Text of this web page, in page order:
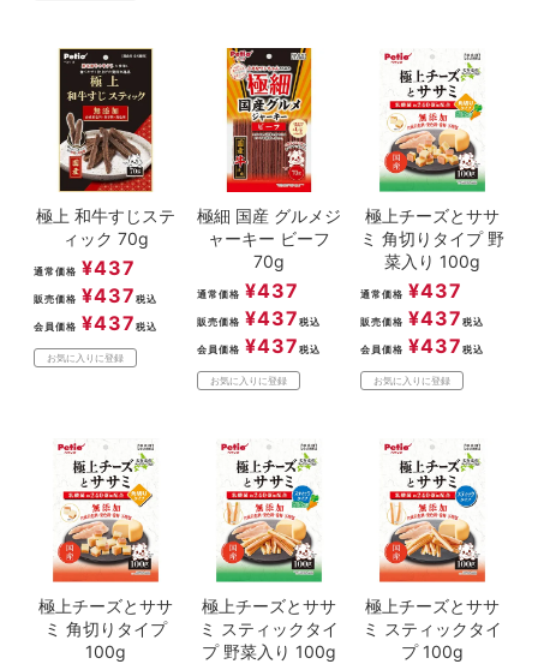
極上 和牛すじステ
ィック 70g
通常価格 ¥437
販売価格 ¥437 税込
会員価格 ¥437 税込
お気に入りに登録
極細 国産 グルメジ
ャーキー ビーフ
70g
通常価格 ¥437
販売価格 ¥437 税込
会員価格 ¥437 税込
お気に入りに登録
極上チーズとササ
ミ 角切りタイプ 野
菜入り 100g
通常価格 ¥437
販売価格 ¥437 税込
会員価格 ¥437 税込
お気に入りに登録
極上チーズとササ
ミ 角切りタイプ
100g
極上チーズとササ
ミ スティックタイ
プ 野菜入り 100g
極上チーズとササ
ミ スティックタイ
プ 100g